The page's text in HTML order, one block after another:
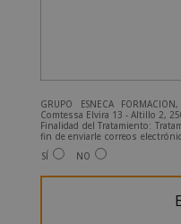
GRUPO ESNECA
Comtessa Elvira 13 - Altillo 2,
Finalidad del Tratamiento:
fin de enviarle correos
productos ofrecidos y otros
Legitimación del tratamiento:
dirigiéndose a la dirección
Desea recibir información
SÍ NO